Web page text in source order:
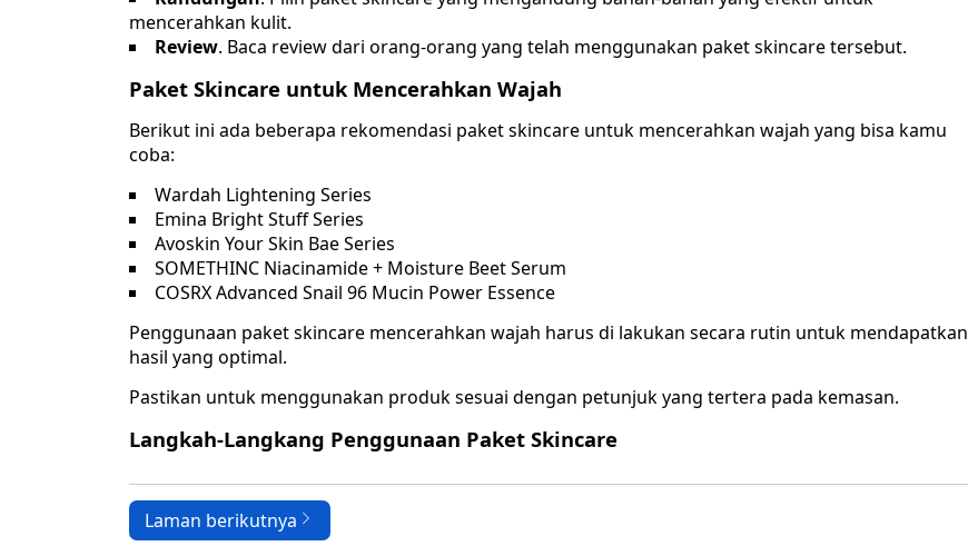
mencerahkan kulit.
Review. Baca review dari orang-orang yang telah menggunakan paket skincare tersebut.
Paket Skincare untuk Mencerahkan Wajah
Berikut ini ada beberapa rekomendasi paket skincare untuk mencerahkan wajah yang bisa kamu
coba:
Wardah Lightening Series
Emina Bright Stuff Series
Avoskin Your Skin Bae Series
SOMETHINC Niacinamide + Moisture Beet Serum
COSRX Advanced Snail 96 Mucin Power Essence
Penggunaan paket skincare mencerahkan wajah harus di lakukan secara rutin untuk mendapatkan
hasil yang optimal.
Pastikan untuk menggunakan produk sesuai dengan petunjuk yang tertera pada kemasan.
Langkah-Langkang Penggunaan Paket Skincare
Laman berikutnya